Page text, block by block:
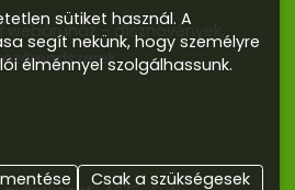
webáruház - dísznövények,
sütiket használ. A
segít nekünk, hogy személyre
élménnyel szolgálhassunk.
Csak a szükségesek